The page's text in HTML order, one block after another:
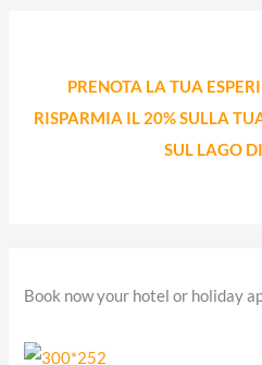
PRENOTA LA TUA
RISPARMIA IL 20% SULLA
SUL LAGO
Book now your hotel or holiday